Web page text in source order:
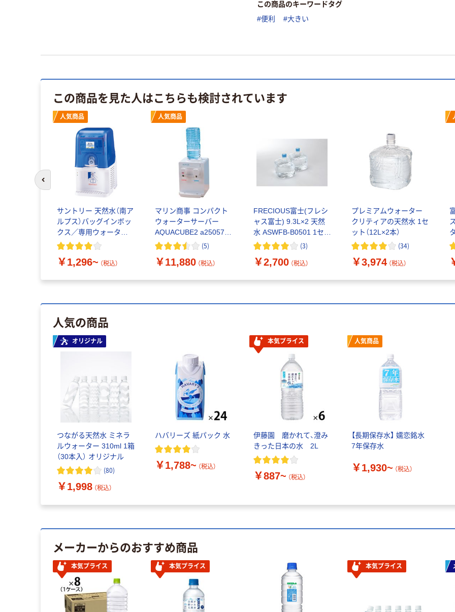
この商品のキーワードタグ
#便利 #大きい
この商品を見た人はこちらも検討されています
人気商品
サントリー 天然水（南ア
ルプス）バッグインボッ
クス／専用ウォーター
サーバー
￥1,296~ （税込）
人気商品
マリン商事 コンパクト
ウォーターサーバー
AQUACUBE2 a25057 1
個
(5)
￥11,880 （税込）
FRECIOUS富士(フレシ
ャス富士) 9.3L×2 天然
水 ASWFB-B0501 1セッ
ト(9.3L×2 個)（直送品）
(3)
￥2,700 （税込）
プレミアムウォーター
クリティアの天然水 1セ
ット（12L×2本）
(34)
￥3,974 （税込）
人気の商品
オリジナル
つながる天然水 ミネラ
ルウォーター 310ml 1箱
（30本入） オリジナル
(80)
￥1,998 （税込）
ハバリーズ 紙パック 水
￥1,788~ （税込）
本気プライス
伊藤園 磨かれて、澄み
きった日本の水 2L
￥887~ （税込）
人気商品
【長期保存水】 嬬恋銘水
7年保存水
￥1,930~ （税込）
メーカーからのおすすめ商品
本気プライス 本気プライス 本気プライス